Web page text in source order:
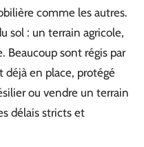
comme les autres.
sol : un terrain agricole,
Beaucoup sont régis par
déjà en place, protégé
ou vendre un terrain
délais stricts et